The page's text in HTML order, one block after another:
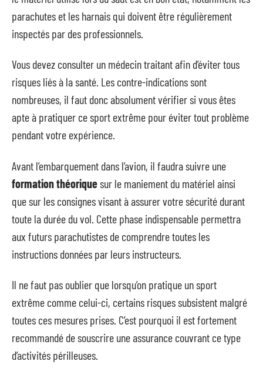
parachutes et les harnais qui doivent être régulièrement
inspectés par des professionnels.
Vous devez consulter un médecin traitant afin d’éviter tous
risques liés à la santé. Les contre-indications sont
nombreuses, il faut donc absolument vérifier si vous êtes
apte à pratiquer ce sport extrême pour éviter tout problème
pendant votre expérience.
Avant l’embarquement dans l’avion, il faudra suivre une
formation théoriquesur le maniement du matériel ainsi
que sur les consignes visant à assurer votre sécurité durant
toute la durée du vol. Cette phase indispensable permettra
aux futurs parachutistes de comprendre toutes les
instructions données par leurs instructeurs.
Il ne faut pas oublier que lorsqu’on pratique un sport
extrême comme celui-ci, certains risques subsistent malgré
toutes ces mesures prises. C’est pourquoi il est fortement
recommandé de souscrire une assurance couvrant ce type
d’activités périlleuses.